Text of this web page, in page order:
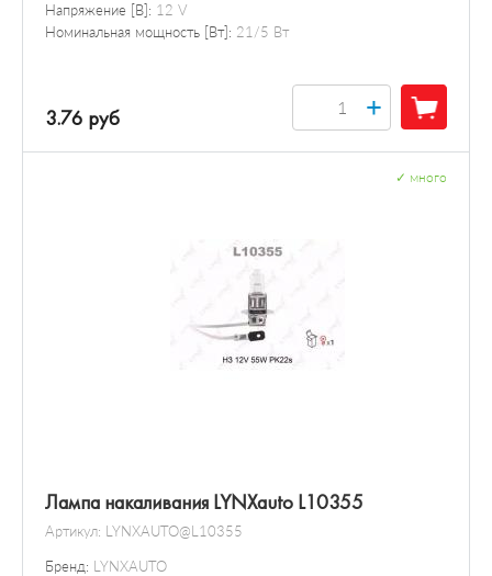
Напряжение [В]: 12 V
Номинальная мощность [Вт]: 21/5 Вт
3.76 руб +
Лампа накаливания LYNXauto L10355
Артикул: LYNXAUTO@L10355
Бренд: LYNXAUTO
много